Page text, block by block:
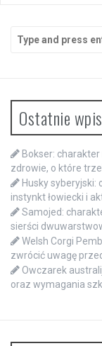
for:
Ostatnie
Bokser:
zdrowie, o które
Husky
instynkt łowiecki i
Samojed:
sierści
Welsh Corgi
zwrócić uwagę
Owczarek
oraz wymagania